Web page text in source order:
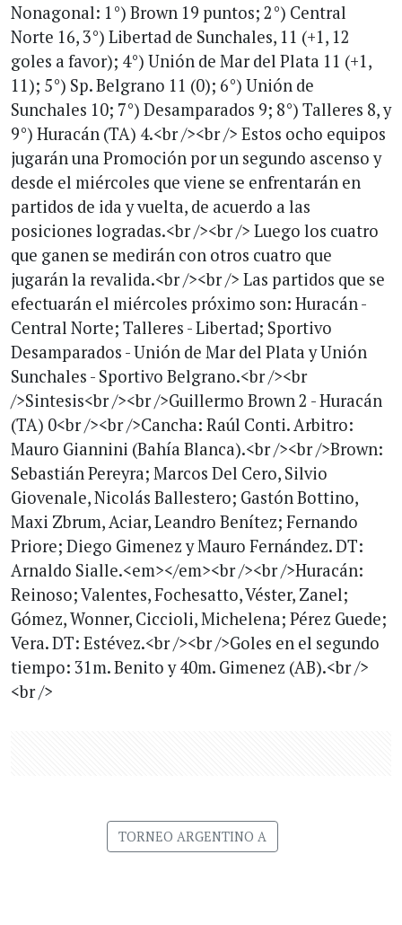
Nonagonal: 1°) Brown 19 puntos; 2°) Central
Norte 16, 3°) Libertad de Sunchales, 11 (+1, 12
goles a favor); 4°) Unión de Mar del Plata 11 (+1,
11); 5°) Sp. Belgrano 11 (0); 6°) Unión de
Sunchales 10; 7°) Desamparados 9; 8°) Talleres 8, y
9°) Huracán (TA) 4.<br /><br /> Estos ocho equipos
jugarán una Promoción por un segundo ascenso y
desde el miércoles que viene se enfrentarán en
partidos de ida y vuelta, de acuerdo a las
posiciones logradas.<br /><br /> Luego los cuatro
que ganen se medirán con otros cuatro que
jugarán la revalida.<br /><br /> Las partidos que se
efectuarán el miércoles próximo son: Huracán -
Central Norte; Talleres - Libertad; Sportivo
Desamparados - Unión de Mar del Plata y Unión
Sunchales - Sportivo Belgrano.<br /><br
/>Sintesis<br /><br />Guillermo Brown 2 - Huracán
(TA) 0<br /><br />Cancha: Raúl Conti. Arbitro:
Mauro Giannini (Bahía Blanca).<br /><br />Brown:
Sebastián Pereyra; Marcos Del Cero, Silvio
Giovenale, Nicolás Ballestero; Gastón Bottino,
Maxi Zbrum, Aciar, Leandro Benítez; Fernando
Priore; Diego Gimenez y Mauro Fernández. DT:
Arnaldo Sialle.<em></em><br /><br />Huracán:
Reinoso; Valentes, Fochesatto, Véster, Zanel;
Gómez, Wonner, Ciccioli, Michelena; Pérez Guede;
Vera. DT: Estévez.<br /><br />Goles en el segundo
tiempo: 31m. Benito y 40m. Gimenez (AB).<br />
<br />
TORNEO ARGENTINO A